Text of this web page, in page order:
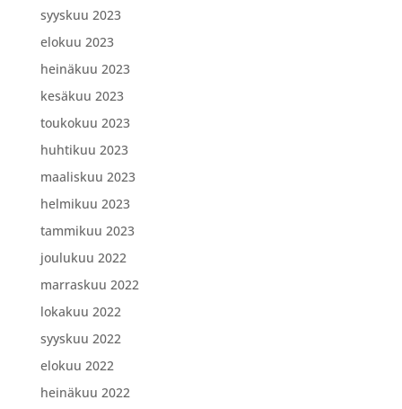
syyskuu 2023
elokuu 2023
heinäkuu 2023
kesäkuu 2023
toukokuu 2023
huhtikuu 2023
maaliskuu 2023
helmikuu 2023
tammikuu 2023
joulukuu 2022
marraskuu 2022
lokakuu 2022
syyskuu 2022
elokuu 2022
heinäkuu 2022